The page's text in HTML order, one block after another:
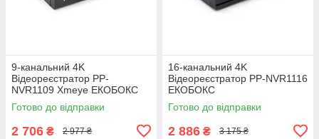
9-канальний 4K
Відеореєстратор PP-
NVR1109 Xmeye ЕКОБОКС
Готово до відправки
2 706 ₴ 2 977 ₴
16-канальний 4K
Відеореєстратор PP-NVR1116
ЕКОБОКС
Готово до відправки
2 886 ₴ 3 175 ₴